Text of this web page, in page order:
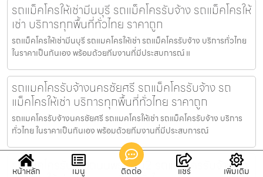
รถแม็คโครให้เช่ามีนบุรี รถแม็คโครรับจ้าง รถแม็คโครให้
เช่า บริการทุกพื้นที่ทั่วไทย ราคาถูก
รถแม็คโครให้เช่ามีนบุรี รถแมคโครให้เช่า รถแม็คโครรับจ้าง บริการทั่วไทย
ในราคาเป็นกันเอง พร้อมด้วยทีมงานที่มีประสบการณ์ แ
รถแมคโครรับจ้างนครชัยศรี รถแม็คโครรับจ้าง รถ
แม็คโครให้เช่า บริการทุกพื้นที่ทั่วไทย ราคาถูก
รถแมคโครรับจ้างนครชัยศรี รถแมคโครให้เช่า รถแม็คโครรับจ้าง บริการ
ทั่วไทย ในราคาเป็นกันเอง พร้อมด้วยทีมงานที่มีประสบการณ์
รถแมคโครรับจ้างถนนพระราม2 รถแม็คโครรับจ้าง รถ
หน้าหลัก เมนู ติดต่อ แชร์ เพิ่มเติม